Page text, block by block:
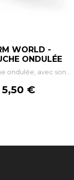
WORLD -
ONDULÉE
ondulée, avec son...
Prix
5,50 €